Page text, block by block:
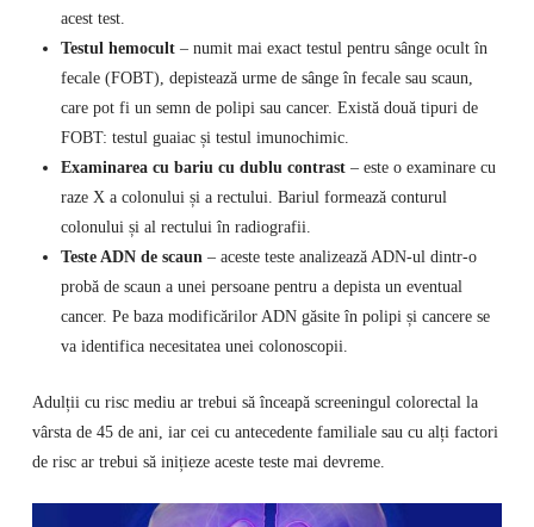
acest test.
Testul hemocult – numit mai exact testul pentru sânge ocult în
fecale (FOBT), depistează urme de sânge în fecale sau scaun,
care pot fi un semn de polipi sau cancer. Există două tipuri de
FOBT: testul guaiac și testul imunochimic.
Examinarea cu bariu cu dublu contrast– este o examinare cu
raze X a colonului și a rectului. Bariul formează conturul
colonului și al rectului în radiografii.
Teste ADN de scaun – aceste teste analizează ADN-ul dintr-o
probă de scaun a unei persoane pentru a depista un eventual
cancer. Pe baza modificărilor ADN găsite în polipi și cancere se
va identifica necesitatea unei colonoscopii.
Adulții cu risc mediu ar trebui să înceapă screeningul colorectal la
vârsta de 45 de ani, iar cei cu antecedente familiale sau cu alți factori
de risc ar trebui să inițieze aceste teste mai devreme.